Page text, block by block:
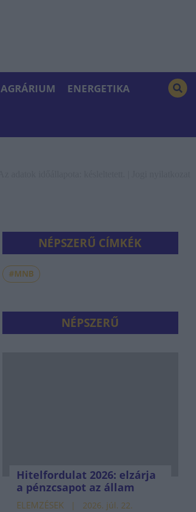
AGRÁRIUM ENERGETIKA
NÉPSZERŰ CÍMKÉK
#MNB
NÉPSZERŰ
Hitelfordulat 2026: elzárja
a pénzcsapot az állam
ELEMZÉSEK 2026. júl. 22.